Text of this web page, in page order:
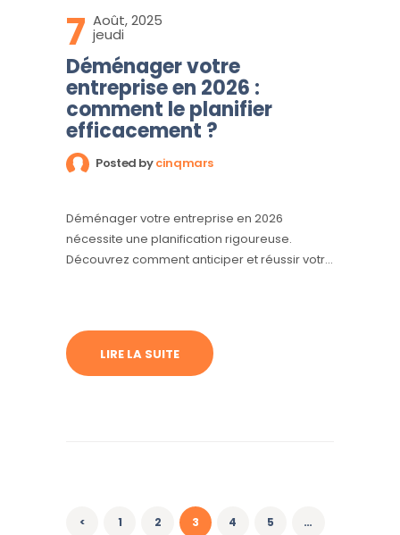
7 Août, 2025
jeudi
Déménager votre
entreprise en 2026 :
comment le planifier
efficacement ?
Posted bycinqmars
Déménager votre entreprise en 2026
nécessite une planification rigoureuse.
Découvrez comment anticiper et réussir votre
LIRE LA SUITE
< PAGE
1 PAGE
2 PAGE
3 PAGE
4 PAGE
5 …